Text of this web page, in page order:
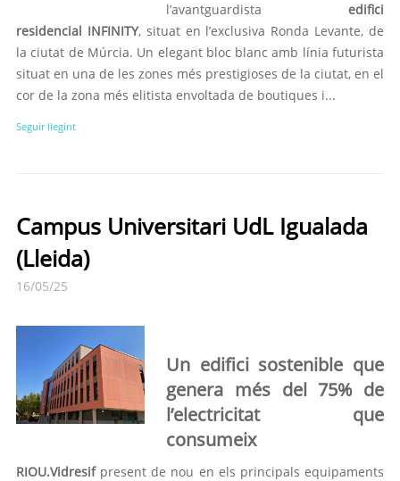
l’avantguardista edifici
residencial INFINITY, situat en l’exclusiva Ronda Levante, de
la ciutat de Múrcia. Un elegant bloc blanc amb línia futurista
situat en una de les zones més prestigioses de la ciutat, en el
cor de la zona més elitista envoltada de boutiques i...
Seguir llegint
Campus Universitari UdL Igualada
(Lleida)
16/05/25
Un edifici sostenible que
genera més del 75% de
l’electricitat que
consumeix
RIOU.Vidresifpresent de nou en els principals equipaments